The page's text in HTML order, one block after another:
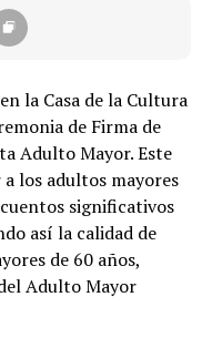
la Casa de la Cultura
de Firma de
Adulto Mayor. Este
los adultos mayores
significativos
así la calidad de
de 60 años,
Adulto Mayor